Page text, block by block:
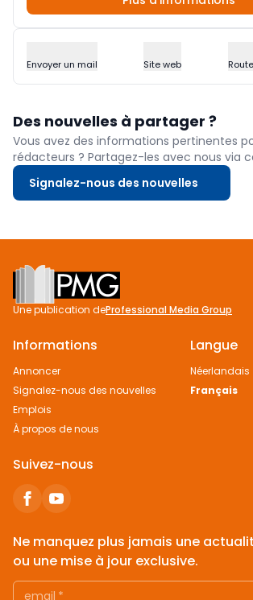
Envoyer un mail Site web Route
Des nouvelles à partager ?
Vous avez des informations pertinentes
rédacteurs ? Partagez-les avec nous via
Signalez-nous des nouvelles
Footer
Une publication deProfessional Media Group
Informations
Annoncer
Signalez-nous des nouvelles
Emplois
À propos de nous
Langue
Néerlandais
Français
Suivez-nous
Ne manquez plus jamais une
ou une mise à jour exclusive.
email *